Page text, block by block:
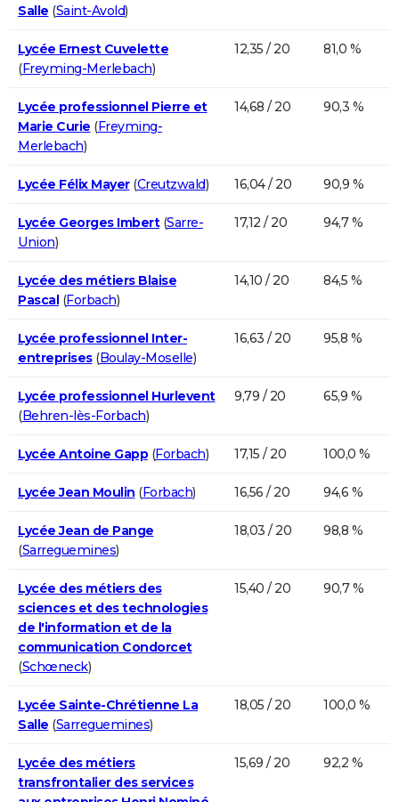
Salle (Saint-Avold)
Lycée Ernest Cuvelette
(Freyming-Merlebach)
12,35 / 20 81,0 %
Lycée professionnel Pierre et
Marie Curie (Freyming-
Merlebach)
14,68 / 20 90,3 %
Lycée Félix Mayer(Creutzwald) 16,04 / 20 90,9 %
Lycée Georges Imbert(Sarre-
Union)
17,12 / 20 94,7 %
Lycée des métiers Blaise
Pascal(Forbach)
14,10 / 20 84,5 %
Lycée professionnel Inter-
entreprises(Boulay-Moselle)
16,63 / 20 95,8 %
Lycée professionnel Hurlevent
(Behren-lès-Forbach)
9,79 / 20 65,9 %
Lycée Antoine Gapp (Forbach) 17,15 / 20 100,0 %
Lycée Jean Moulin (Forbach) 16,56 / 20 94,6 %
Lycée Jean de Pange
(Sarreguemines)
18,03 / 20 98,8 %
Lycée des métiers des
sciences et des technologies
de l'information et de la
communication Condorcet
(Schœneck)
15,40 / 20 90,7 %
Lycée Sainte-Chrétienne La
Salle (Sarreguemines)
18,05 / 20 100,0 %
Lycée des métiers
transfrontalier des services
15,69 / 20 92,2 %